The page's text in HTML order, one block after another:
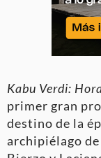
Kabu Verdi:
primer gran
destino de la
archipiélago de